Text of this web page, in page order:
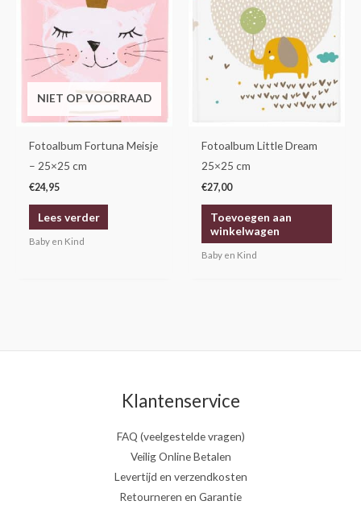
NIET OP VOORRAAD
Fotoalbum Fortuna Meisje
– 25×25 cm
€24,95
Lees verder
Baby en Kind
Fotoalbum Little Dream
25×25 cm
€27,00
Toevoegen aan
winkelwagen
Baby en Kind
Klantenservice
FAQ (veelgestelde vragen)
Veilig Online Betalen
Levertijd en verzendkosten
Retourneren en Garantie